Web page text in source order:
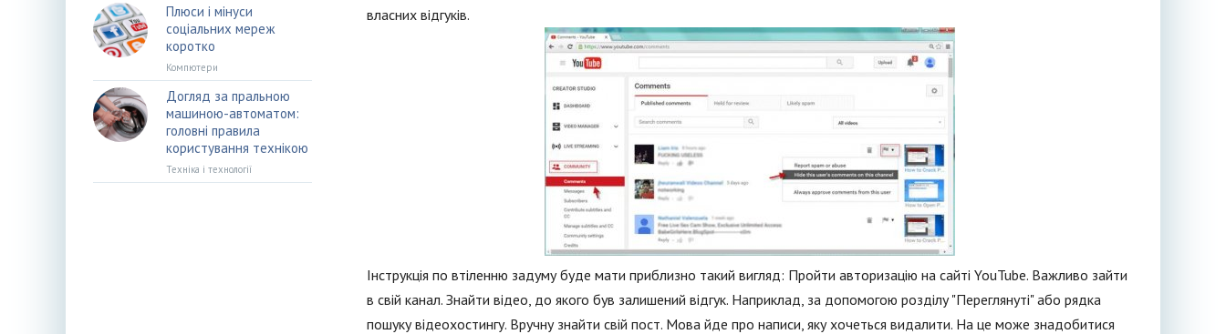
власних відгуків.
Інструкція по втіленню задуму буде мати приблизно такий вигляд: Пройти авторизацію на сайті YouTube. Важливо зайти
в свій канал. Знайти відео, до якого був залишений відгук. Наприклад, за допомогою розділу "Переглянуті" або рядка
пошуку відеохостингу. Вручну знайти свій пост. Мова йде про написи, яку хочеться видалити. На це може знадобитися
Плюси і мінуси
соціальних мереж
коротко
Компютери
Догляд за пральною
машиною-автоматом:
головні правила
користування технікою
Техніка і технології